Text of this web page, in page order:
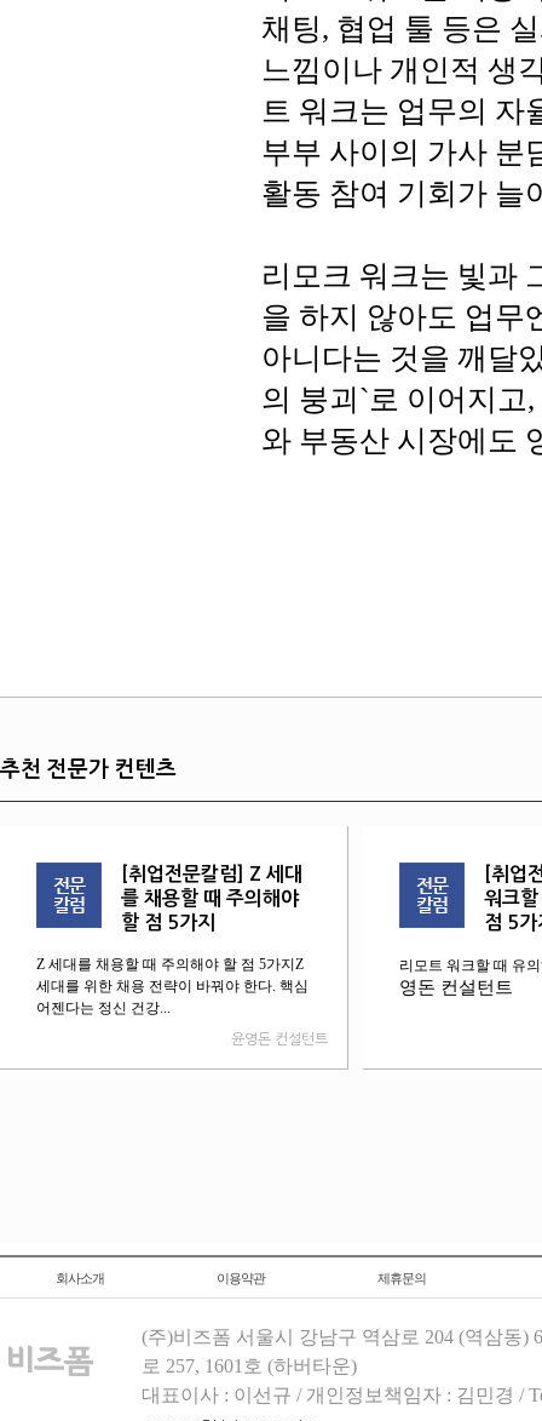
채팅, 협업 툴 등은
느낌이나 개인적 생
트 워크는 업무의 자
부부 사이의 가사 분
활동 참여 기회가 늘
리모크 워크는 빛과
을 하지 않아도 업무
아니다는 것을 깨달
의 붕괴`로 이어지고
와 부동산 시장에도
추천 전문가 컨텐츠
[취업전문칼럼] Z 세대
를 채용할 때 주의해야
할 점 5가지
Z 세대를 채용할 때 주의해야 할 점 5가지Z
세대를 위한 채용 전략이 바꿔야 한다. 핵심
어젠다는 정신 건강...
윤영돈 컨설턴트
[취업
워크할
점 5가
리모트 워크할 때 유
영돈 컨설턴트
회사소개 이용약관 제휴문의
(주)비즈폼 서울시 강남구 역삼로 204 (역삼동)
로 257, 1601호 (하버타운)
대표이사 : 이선규 / 개인정보책임자 : 김민경 /